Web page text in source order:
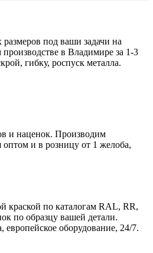
под ваши задачи на
в Владимире за 1-3
гибку, роспуск металла.
и наценок. Производим
оптом и в розницу от 1 желоба,
краской по каталогам RAL, RR,
по образцу вашей детали.
европейское оборудование, 24/7.